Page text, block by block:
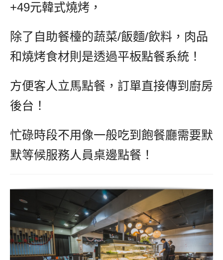
+49元韓式燒烤，
除了自助餐檯的蔬菜/飯麵/飲料，肉品
和燒烤食材則是透過平板點餐系統！
方便客人立馬點餐，訂單直接傳到廚房
後台！
忙碌時段不用像一般吃到飽餐廳需要默
默等候服務人員桌邊點餐！